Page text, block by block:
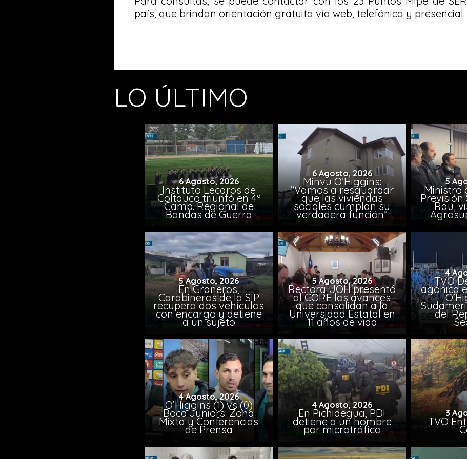
país, que brindan orientación gratuita vía web, telefónica y presencial.
LO ÚLTIMO
6 Agosto, 2026
Instituto Lecaros de
Coltauco triunfó en 4º
Camp. Regional de
Bandas de Guerra
6 Agosto, 2026
Minvu O’Higgins:
“Vamos a resguardar
que las viviendas
sociales cumplan su
verdadera función”
5
Ministro
Previsión
Rau,
5 Agosto, 2026
En Graneros,
Carabineros de la SIP
recupera dos vehículos
con encargo y detiene
a un sujeto
5 Agosto, 2026
Rectora UOH presentó
al CORE los avances
que consolidan a la
Universidad Estatal en
11 años de vida
4
TVO
agónica
del
4 Agosto, 2026
O’Higgins (1) vs (0)
Boca Juniors: Zona
Mixta y Conferencias
de Prensa
4 Agosto, 2026
En Pichidegua, PDI
detiene a un hombre
por microtráfico
3
TVO